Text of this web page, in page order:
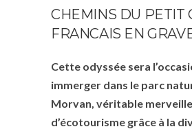
CHEMINS DU PETIT
FRANCAIS EN
Cette odyssée sera
immerger dans le parc
Morvan, véritable merveille
d’écotourisme grâce à la